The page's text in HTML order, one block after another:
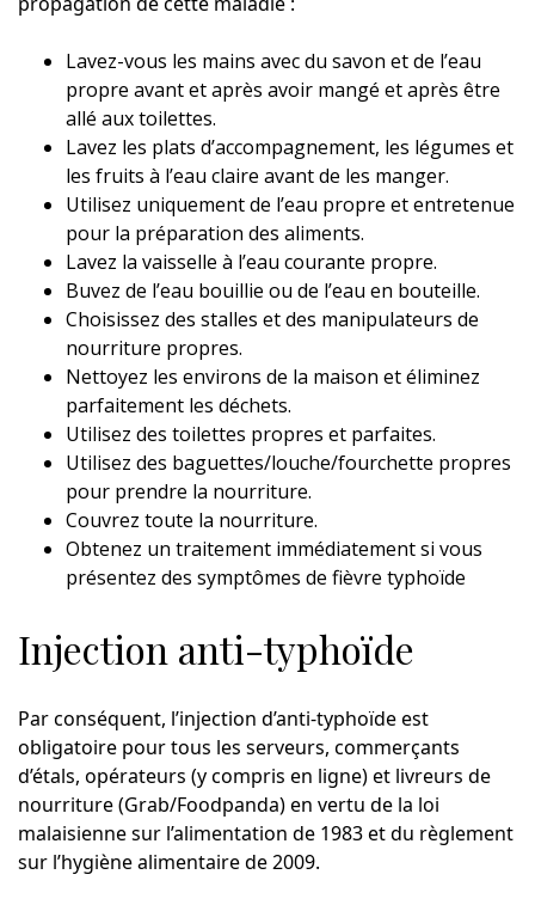
Lavez-vous les mains avec du savon et de l’eau
propre avant et après avoir mangé et après être
allé aux toilettes.
Lavez les plats d’accompagnement, les légumes et
les fruits à l’eau claire avant de les manger.
Utilisez uniquement de l’eau propre et entretenue
pour la préparation des aliments.
Lavez la vaisselle à l’eau courante propre.
Buvez de l’eau bouillie ou de l’eau en bouteille.
Choisissez des stalles et des manipulateurs de
nourriture propres.
Nettoyez les environs de la maison et éliminez
parfaitement les déchets.
Utilisez des toilettes propres et parfaites.
Utilisez des baguettes/louche/fourchette propres
pour prendre la nourriture.
Couvrez toute la nourriture.
Obtenez un traitement immédiatement si vous
présentez des symptômes de fièvre typhoïde
Injection anti-typhoïde
Par conséquent, l’injection d’anti-typhoïde est
obligatoire pour tous les serveurs, commerçants
d’étals, opérateurs (y compris en ligne) et livreurs de
nourriture (Grab/Foodpanda) en vertu de la loi
malaisienne sur l’alimentation de 1983 et du règlement
sur l’hygiène alimentaire de 2009.